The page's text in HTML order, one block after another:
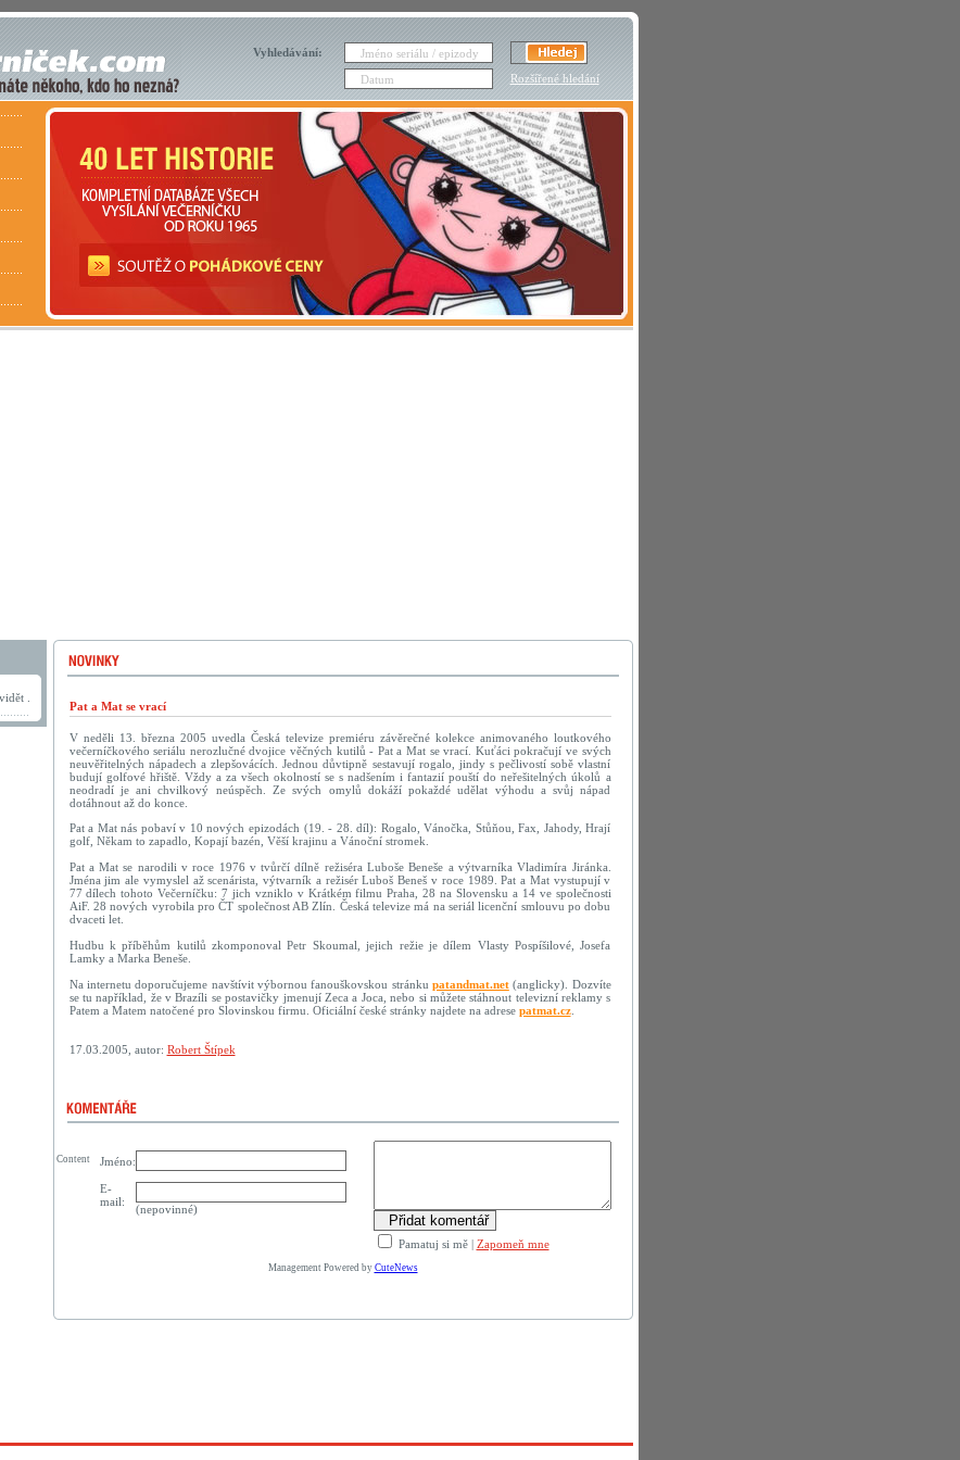
Vyhledávání:
Rozšířené hledání
.
Pat a Mat se vrací
V neděli 13. března 2005 uvedla Česká televize premiéru závěrečné kolekce animovaného loutkového
večerníčkového seriálu nerozlučné dvojice věčných kutilů - Pat a Mat se vrací. Kuťáci pokračují ve svých
neuvěřitelných nápadech a zlepšovácích. Jednou důvtipně sestavují rogalo, jindy s pečlivostí sobě vlastní
budují golfové hřiště. Vždy a za všech okolností se s nadšením i fantazií pouští do neřešitelných úkolů a
neodradí je ani chvilkový neúspěch. Ze svých omylů dokáží pokaždé udělat výhodu a svůj nápad
dotáhnout až do konce.
Pat a Mat nás pobaví v 10 nových epizodách (19. - 28. díl): Rogalo, Vánočka, Stůňou, Fax, Jahody, Hrají
golf, Někam to zapadlo, Kopají bazén, Věší krajinu a Vánoční stromek.
Pat a Mat se narodili v roce 1976 v tvůrčí dílně režiséra Luboše Beneše a výtvarníka Vladimíra Jiránka.
Jména jim ale vymyslel až scenárista, výtvarník a režisér Luboš Beneš v roce 1989. Pat a Mat vystupují v
77 dílech tohoto Večerníčku: 7 jich vzniklo v Krátkém filmu Praha, 28 na Slovensku a 14 ve společnosti
AiF. 28 nových vyrobila pro ČT společnost AB Zlín. Česká televize má na seriál licenční smlouvu po dobu
dvaceti let.
Hudbu k příběhům kutilů zkomponoval Petr Skoumal, jejich režie je dílem Vlasty Pospíšilové, Josefa
Lamky a Marka Beneše.
Na internetu doporučujeme navštívit výbornou fanouškovskou stránku patandmat.net(anglicky). Dozvíte
se tu například, že v Brazíli se postavičky jmenují Zeca a Joca, nebo si můžete stáhnout televizní reklamy s
Patem a Matem natočené pro Slovinskou firmu. Oficiální české stránky najdete na adrese patmat.cz.
17.03.2005, autor: Robert Štípek
Jméno:
Pamatuj si mě| Zapomeň mne
E-
mail:
(nepovinné)
Content
Management Powered by CuteNews